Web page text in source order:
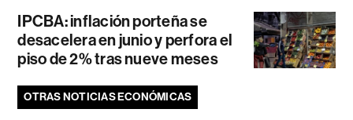
IPCBA: inflación porteña se
desacelera en junio y perfora el
piso de 2% tras nueve meses
OTRAS NOTICIAS ECONÓMICAS